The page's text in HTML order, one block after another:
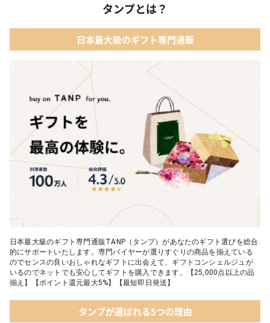
タンプとは？
日本最大級のギフト専門通販
日本最大級のギフト専門通販TANP（タンプ）があなたのギフト選びを総合
的にサポートいたします。専門バイヤーが選りすぐりの商品を揃えている
のでセンスの良いおしゃれなギフトに出会えて、ギフトコンシェルジュが
いるのでネットでも安心してギフトを購入できます。【25,000点以上の品
揃え】【ポイント還元最大5%】【最短即日発送】
タンプが選ばれる5つの理由